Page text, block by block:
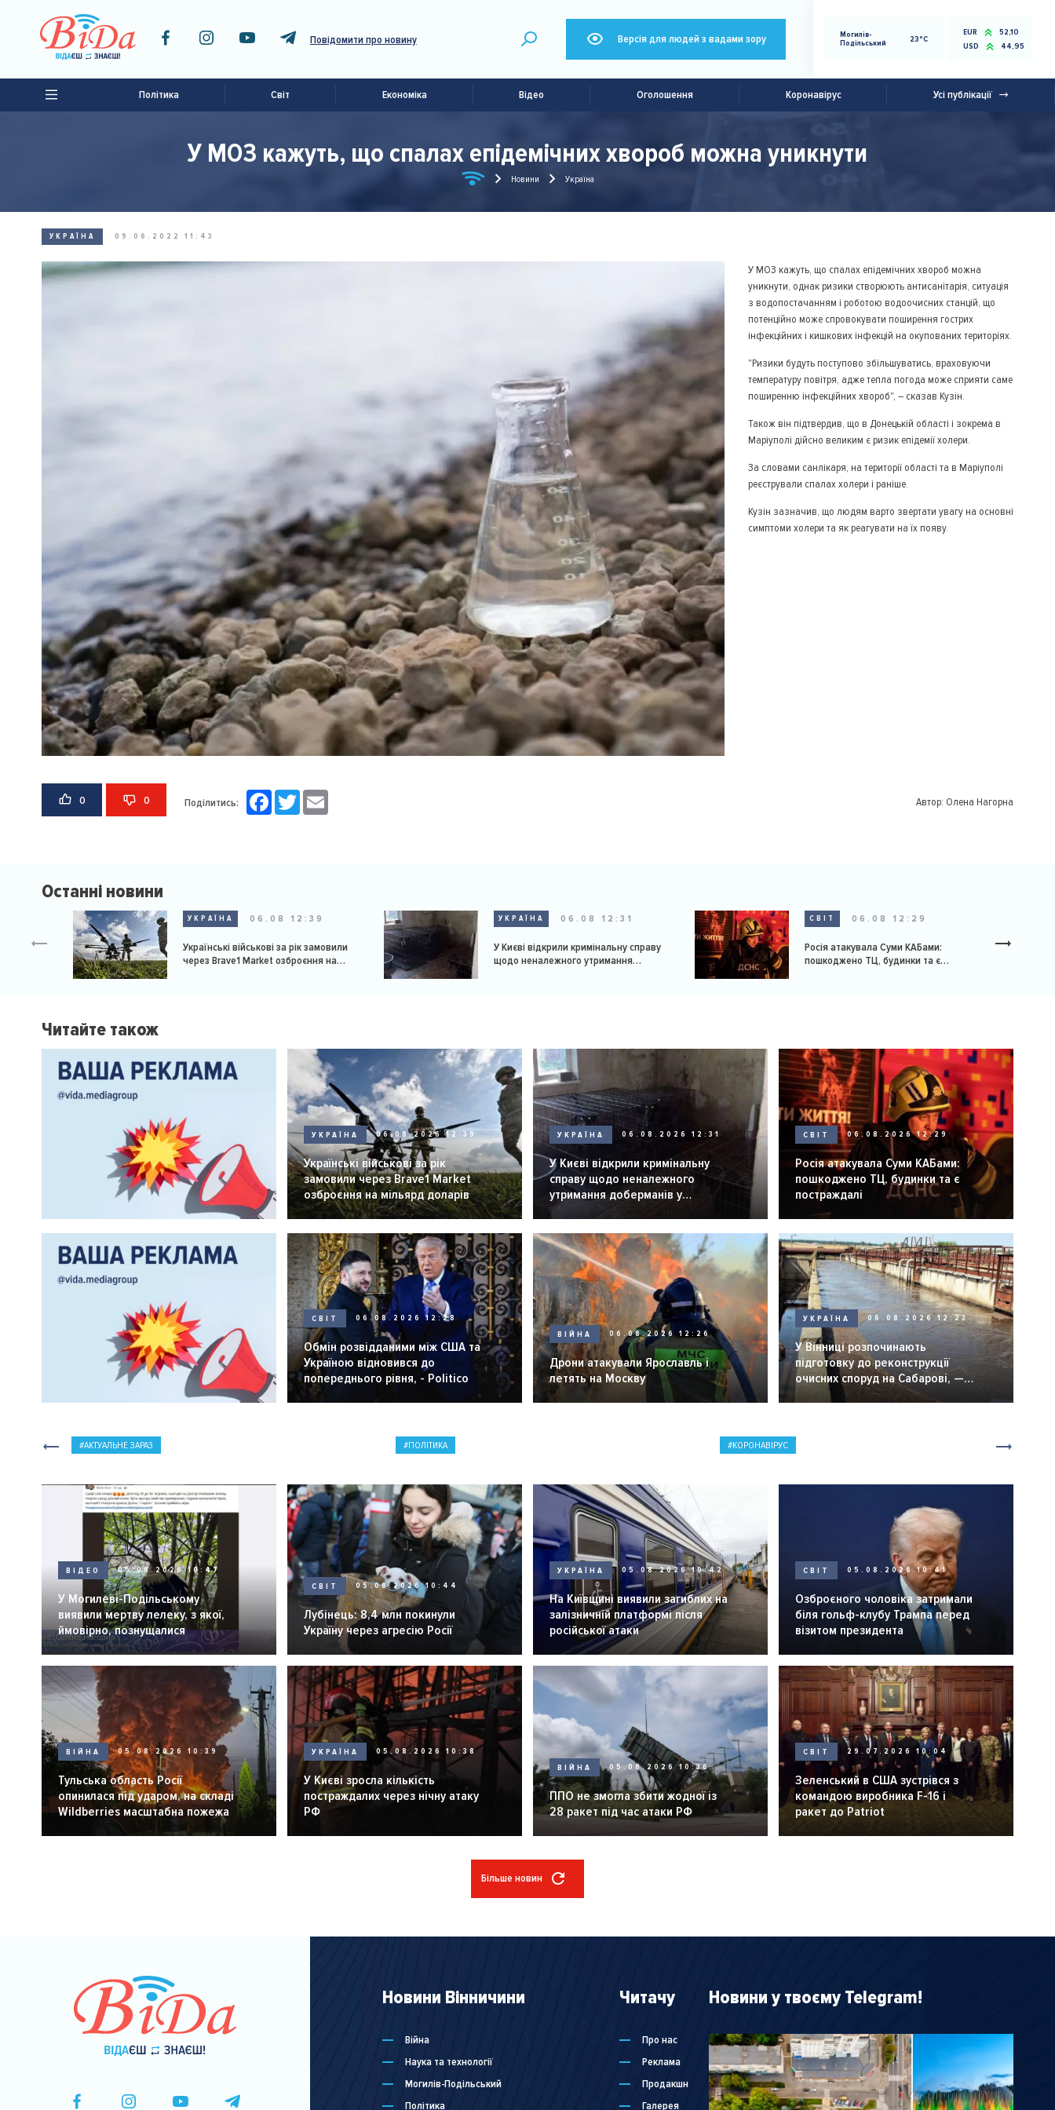
Повідомити про новину Версія для людей з вадами зору
Могилів-
Подільський
23°C
EUR
52,10
USD
44,95
Політика Світ Економіка Відео Оголошення Коронавірус Усі публікації
У МОЗ кажуть, що спалах епідемічних хвороб можна уникнути
Новини Україна
УКРАЇНА 09.06.2022 11:43
У МОЗ кажуть, що спалах епідемічних хвороб можна
уникнути, однак ризики створюють антисанітарія, ситуація
з водопостачанням і роботою водоочисних станцій, що
потенційно може спровокувати поширення гострих
інфекційних і кишкових інфекцій на окупованих територіях.
"Ризики будуть поступово збільшуватись, враховуючи
температуру повітря, адже тепла погода може сприяти саме
поширенню інфекційних хвороб", – сказав Кузін.
Також він підтвердив, що в Донецькій області і зокрема в
Маріуполі дійсно великим є ризик епідемії холери.
За словами санлікаря, на території області та в Маріуполі
реєстрували спалах холери і раніше.
Кузін зазначив, що людям варто звертати увагу на основні
симптоми холери та як реагувати на їх появу.
0 0 Поділитись: FacebookTwitter Автор: Олена Нагорна
Останні новини
УКРАЇНА 06.08 12:39
Українські військові за рік замовили
через Brave1 Market озброєння на
УКРАЇНА 06.08 12:31
У Києві відкрили кримінальну справу
щодо неналежного утримання
СВІТ 06.08 12:29
Росія атакувала Суми КАБами:
пошкоджено ТЦ, будинки та є
Читайте також
УКРАЇНА 06.08.2026 12:39
Українські військові за рік
замовили через Brave1 Market
озброєння на мільярд доларів
УКРАЇНА 06.08.2026 12:31
У Києві відкрили кримінальну
справу щодо неналежного
утримання доберманів у
розпліднику
СВІТ 06.08.2026 12:29
Росія атакувала Суми КАБами:
пошкоджено ТЦ, будинки та є
постраждалі
СВІТ 06.08.2026 12:28
Обмін розвідданими між США та
Україною відновився до
попереднього рівня, - Politico
ВІЙНА 06.08.2026 12:26
Дрони атакували Ярославль і
летять на Москву
УКРАЇНА 06.08.2026 12:23
У Вінниці розпочинають
підготовку до реконструкції
очисних споруд на Сабарові, —
мер Вінниці.
АКТУАЛЬНЕ ЗАРАЗ ПОЛІТИКА КОРОНАВІРУС
ВІДЕО 05.08.2026 10:47
У Могилеві-Подільському
виявили мертву лелеку, з якої,
ймовірно, познущалися
СВІТ 05.08.2026 10:44
Лубінець: 8,4 млн покинули
Україну через агресію Росії
УКРАЇНА 05.08.2026 10:42
На Київщині виявили загиблих на
залізничній платформі після
російської атаки
СВІТ 05.08.2026 10:41
Озброєного чоловіка затримали
біля гольф-клубу Трампа перед
візитом президента
ВІЙНА 05.08.2026 10:39
Тульська область Росії
опинилася під ударом, на складі
Wildberries масштабна пожежа
УКРАЇНА 05.08.2026 10:38
У Києві зросла кількість
постраждалих через нічну атаку
РФ
ВІЙНА 05.08.2026 10:36
ППО не змогла збити жодної із
28 ракет під час атаки РФ
СВІТ 29.07.2026 10:04
Зеленський в США зустрівся з
командою виробника F-16 і
ракет до Patriot
Більше новин
Новини Вінничини
Війна
Наука та технології
Могилів-Подільський
Політика
Читачу
Про нас
Реклама
Продакшн
Галерея
Новини у твоєму Telegram!